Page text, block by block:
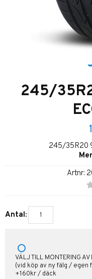
245/
245/35R20
Artnr:
Antal:
VÄLJ TILL MONTERING AV
(vid köp av ny fälg / egen
+160kr / däck